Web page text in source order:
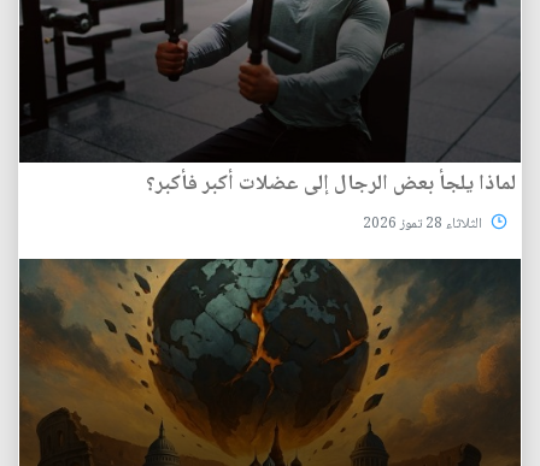
لماذا يلجأ بعض الرجال إلى عضلات أكبر فأكبر؟
الثلاثاء 28 تموز 2026